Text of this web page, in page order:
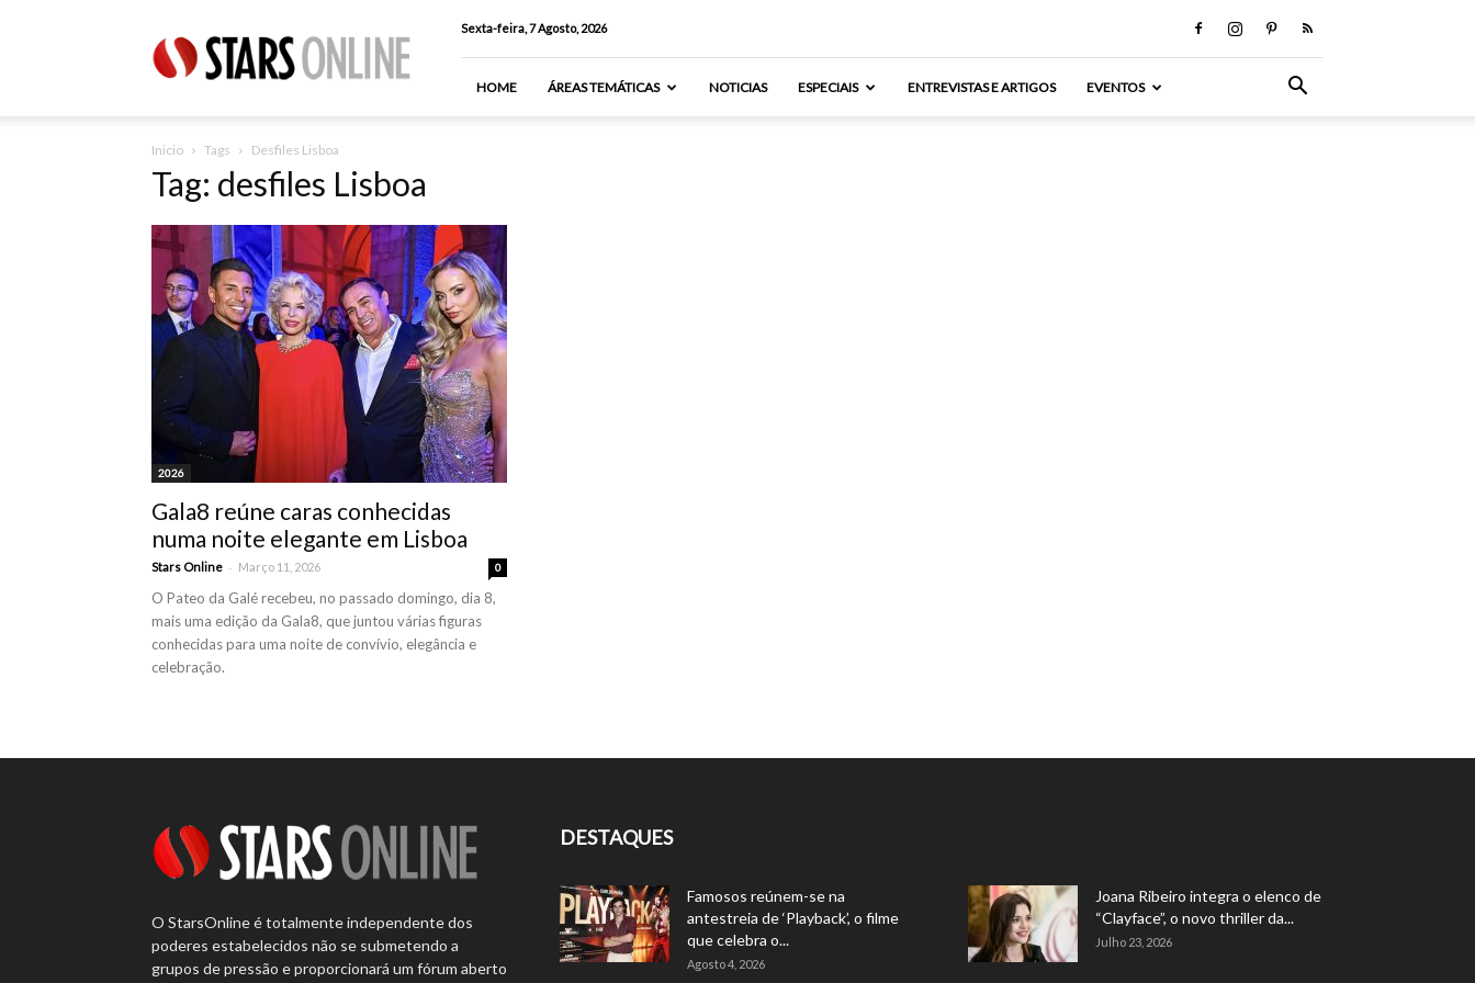
Online
Sexta-feira, 7 Agosto, 2026
HOME ÁREAS TEMÁTICAS NOTICIAS ESPECIAIS ENTREVISTAS E ARTIGOS EVENTOS
Inicio Tags Desfiles Lisboa
Tag: desfiles Lisboa
2026
Gala8 reúne caras conhecidas
numa noite elegante em Lisboa
Stars Online - Março 11, 2026 0
O Pateo da Galé recebeu, no passado domingo, dia 8,
mais uma edição da Gala8, que juntou várias figuras
conhecidas para uma noite de convívio, elegância e
celebração.
O StarsOnline é totalmente independente dos
poderes estabelecidos não se submetendo a
grupos de pressão e proporcionará um fórum aberto
DESTAQUES
Famosos reúnem-se na
antestreia de ‘Playback’, o filme
que celebra o...
Agosto 4, 2026
Joana Ribeiro integra o elenco de
“Clayface”, o novo thriller da...
Julho 23, 2026